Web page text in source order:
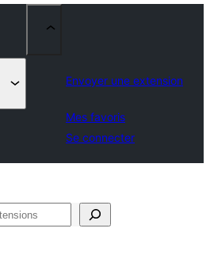
Envoyer une extension
Mes favoris
Se connecter